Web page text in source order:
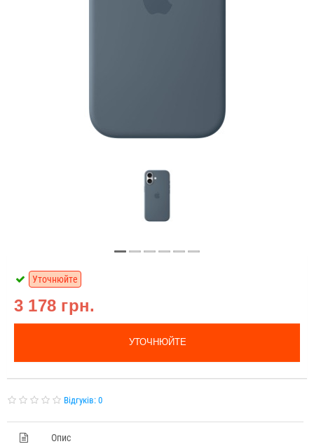
3 178 грн.
Уточнюйте
УТОЧНЮЙТЕ
Відгуків: 0
Опис